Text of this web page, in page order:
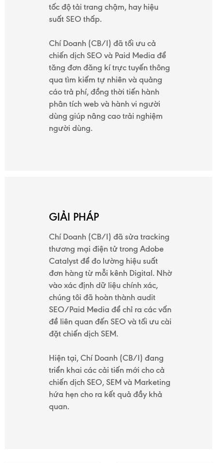
tốc độ tải trang chậm, hay hiệu
suất SEO thấp.
Chí Doanh (CB/I) đã tối ưu cả
chiến dịch SEO và Paid Media để
tăng đơn đăng kí trực tuyến thông
qua tìm kiếm tự nhiên và quảng
cáo trả phí, đồng thời tiến hành
phân tích web và hành vi người
dùng giúp nâng cao trải nghiệm
người dùng.
GIẢI PHÁP
Chí Doanh (CB/I) đã sửa tracking
thương mại điện tử trong Adobe
Catalyst để đo lường hiệu suất
đơn hàng từ mỗi kênh Digital. Nhờ
vào xác định dữ liệu chính xác,
chúng tôi đã hoàn thành audit
SEO/Paid Media để chỉ ra các vấn
đề liên quan đến SEO và tối ưu cài
đặt chiến dịch SEM.
Hiện tại, Chí Doanh (CB/I) đang
triển khai các cải tiến mới cho cả
chiến dịch SEO, SEM và Marketing
hứa hẹn cho ra kết quả đầy khả
quan.